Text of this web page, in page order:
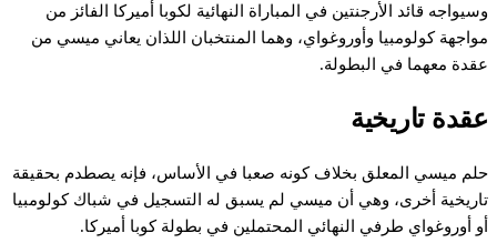
وسيواجه قائد الأرجنتين في المباراة النهائية لكوبا أميركا الفائز من
مواجهة كولومبيا وأوروغواي، وهما المنتخبان اللذان يعاني ميسي من
عقدة معهما في البطولة.
عقدة تاريخية
حلم ميسي المعلق بخلاف كونه صعبا في الأساس، فإنه يصطدم بحقيقة
تاريخية أخرى، وهي أن ميسي لم يسبق له التسجيل في شباك كولومبيا
أو أوروغواي طرفي النهائي المحتملين في بطولة كوبا أميركا.